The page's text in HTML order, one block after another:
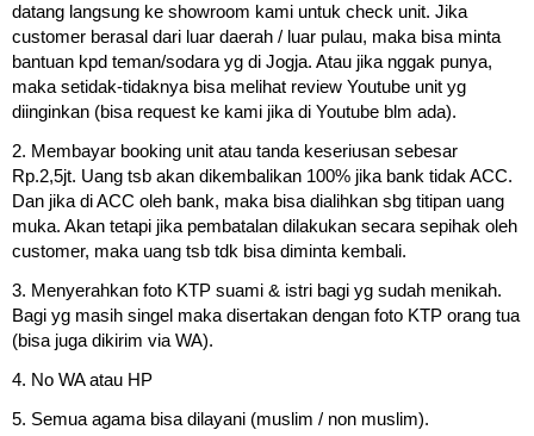
datang langsung ke showroom kami untuk check unit. Jika
customer berasal dari luar daerah / luar pulau, maka bisa minta
bantuan kpd teman/sodara yg di Jogja. Atau jika nggak punya,
maka setidak-tidaknya bisa melihat review Youtube unit yg
diinginkan (bisa request ke kami jika di Youtube blm ada).
2. Membayar booking unit atau tanda keseriusan sebesar
Rp.2,5jt. Uang tsb akan dikembalikan 100% jika bank tidak ACC.
Dan jika di ACC oleh bank, maka bisa dialihkan sbg titipan uang
muka. Akan tetapi jika pembatalan dilakukan secara sepihak oleh
customer, maka uang tsb tdk bisa diminta kembali.
3. Menyerahkan foto KTP suami & istri bagi yg sudah menikah.
Bagi yg masih singel maka disertakan dengan foto KTP orang tua
(bisa juga dikirim via WA).
4. No WA atau HP
5. Semua agama bisa dilayani (muslim / non muslim).